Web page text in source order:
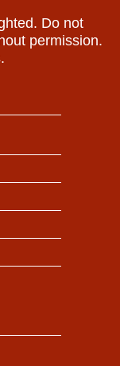
Do not
permission.